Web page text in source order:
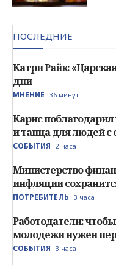
ПОСЛЕДНИЕ
Катри Райк:
дни
МНЕНИЕ 36 минут
Карис
и танца для людей
СОБЫТИЯ 2 часа
Министерство
инфляции
ПОТРЕБИТЕЛЬ 3 часа
Работодатели:
молодежи нужен
СОБЫТИЯ 3 часа